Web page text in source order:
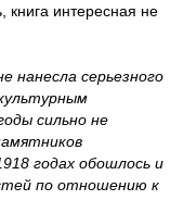
книга интересная не
нанесла серьезного
сильно не
годах обошлось и
по отношению к